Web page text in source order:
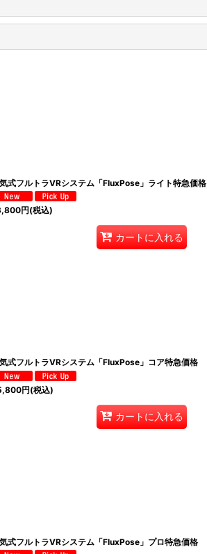
式フルトラVRシステム「FluxPose」ライト特急価格
円(税込)
カートに入れる
式フルトラVRシステム「FluxPose」コア特急価格
円(税込)
カートに入れる
式フルトラVRシステム「FluxPose」プロ特急価格